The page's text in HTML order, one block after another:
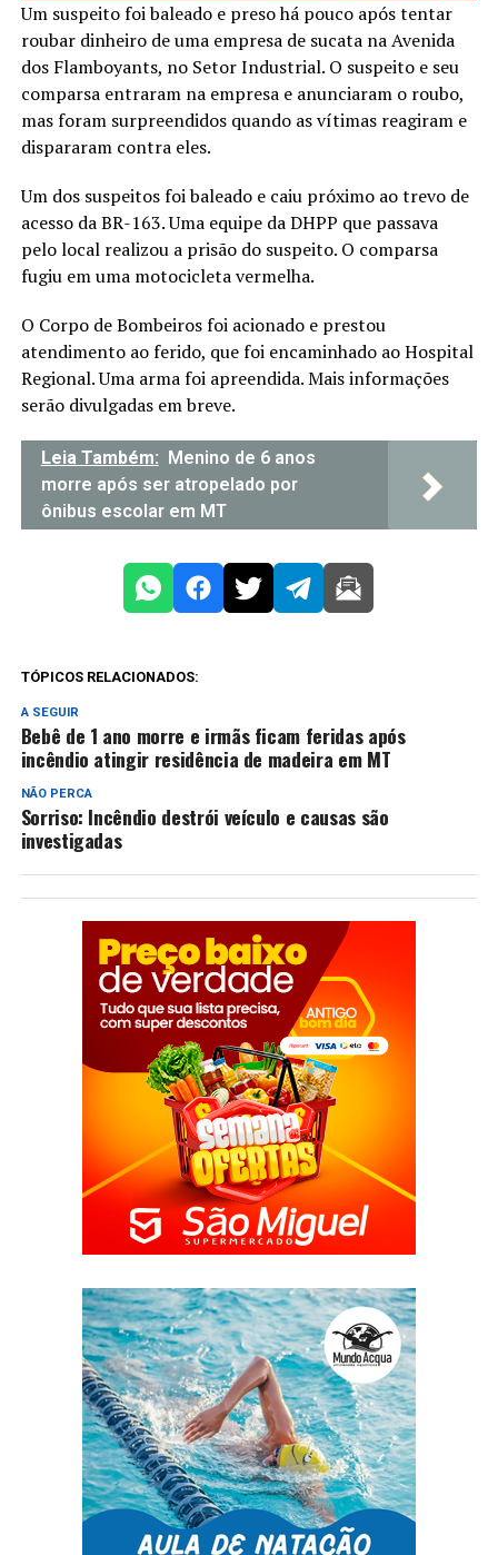
Um suspeito foi baleado e preso há pouco após tentar
roubar dinheiro de uma empresa de sucata na Avenida
dos Flamboyants, no Setor Industrial. O suspeito e seu
comparsa entraram na empresa e anunciaram o roubo,
mas foram surpreendidos quando as vítimas reagiram e
dispararam contra eles.
Um dos suspeitos foi baleado e caiu próximo ao trevo de
acesso da BR-163. Uma equipe da DHPP que passava
pelo local realizou a prisão do suspeito. O comparsa
fugiu em uma motocicleta vermelha.
O Corpo de Bombeiros foi acionado e prestou
atendimento ao ferido, que foi encaminhado ao Hospital
Regional. Uma arma foi apreendida. Mais informações
serão divulgadas em breve.
Leia Também: Menino de 6 anos
morre após ser atropelado por
ônibus escolar em MT
TÓPICOS RELACIONADOS:
A SEGUIR
Bebê de 1 ano morre e irmãs ficam feridas após
incêndio atingir residência de madeira em MT
NÃO PERCA
Sorriso: Incêndio destrói veículo e causas são
investigadas